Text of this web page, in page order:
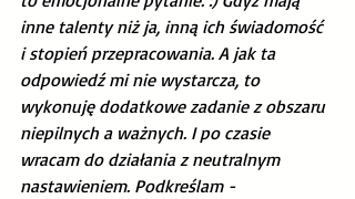
inne talenty niż ja, inną ich świadomość
i stopień przepracowania. A jak ta
odpowiedź mi nie wystarcza, to
wykonuję dodatkowe zadanie z obszaru
niepilnych a ważnych. I po czasie
wracam do działania z neutralnym
nastawieniem. Podkreślam -